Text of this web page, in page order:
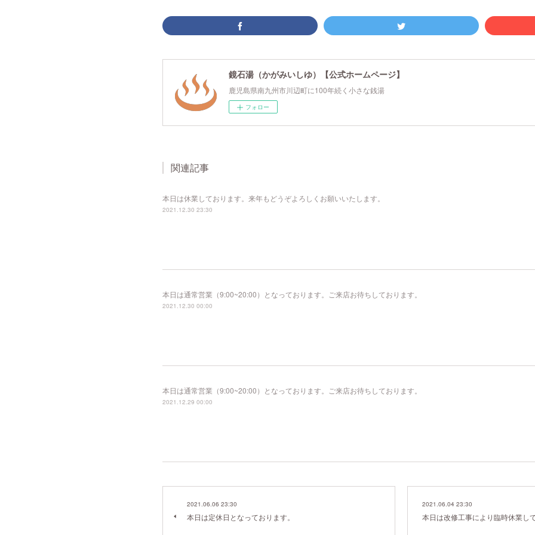
鏡石湯（かがみいしゆ）【公式ホームページ】
鹿児島県南九州市川辺町に100年続く小さな銭湯
フォロー
関連記事
本日は休業しております。来年もどうぞよろしくお願いいたします。
2021.12.30 23:30
本日は通常営業（9:00~20:00）となっております。ご来店お待ちしております。
2021.12.30 00:00
本日は通常営業（9:00~20:00）となっております。ご来店お待ちしております。
2021.12.29 00:00
2021.06.06 23:30
本日は定休日となっております。
2021.06.04 23:30
本日は改修工事により臨時休業し